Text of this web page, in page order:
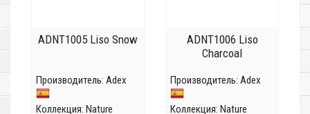
ADNT1005 Liso Snow
Производитель: Adex
Коллекция: Nature
ADNT1006 Liso
Charcoal
Производитель: Adex
Коллекция: Nature